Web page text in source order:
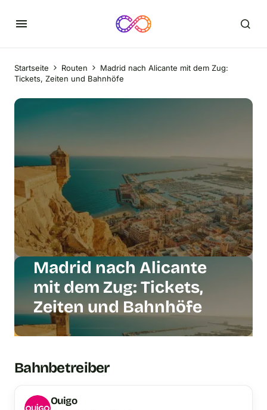
Startseite Routen
Madrid nach Alicante mit dem Zug:
Tickets, Zeiten und Bahnhöfe
Madrid nach Alicante
mit dem Zug: Tickets,
Zeiten und Bahnhöfe
Bahnbetreiber
Ouigo